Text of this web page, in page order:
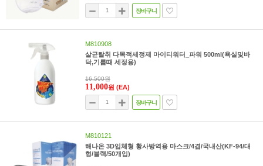
장바구니
M810908
살균탈취 다목적세정제 마이티워터_파워 500ml(욕실및바
닥,기름때 세정용)
16,500원
11,000원 (EA)
장바구니
M810121
해나온 3D입체형 황사방역용 마스크/4겹/국내산(KF-94/대
형/블랙/50개입)